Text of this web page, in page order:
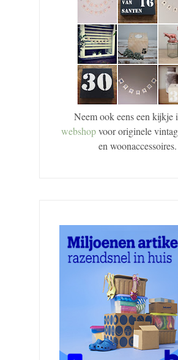
Neem ook eens een kijkje
webshopvoor originele
en woonaccessoires.